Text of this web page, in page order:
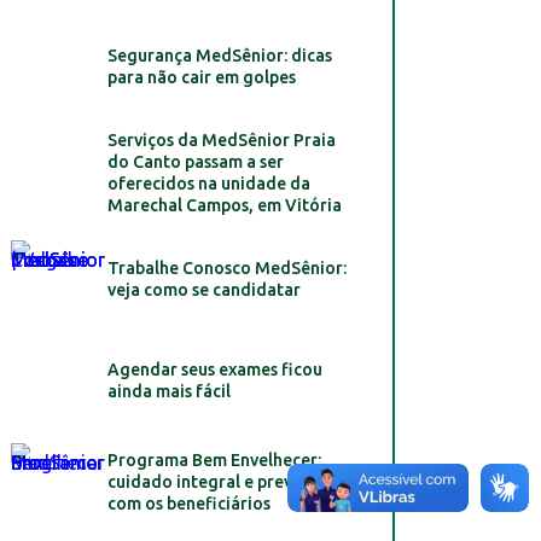
Segurança MedSênior: dicas
para não cair em golpes
Serviços da MedSênior Praia
do Canto passam a ser
oferecidos na unidade da
Marechal Campos, em Vitória
Trabalhe Conosco MedSênior:
veja como se candidatar
Agendar seus exames ficou
ainda mais fácil
Programa Bem Envelhecer:
cuidado integral e preventivo
com os beneficiários